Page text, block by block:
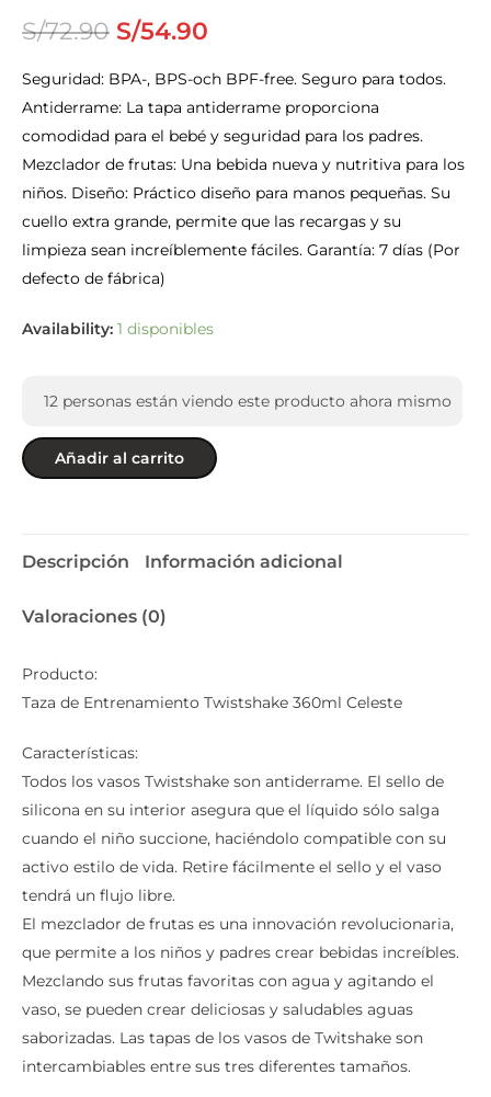
S/72.90 S/54.90
Seguridad: BPA-, BPS-och BPF-free. Seguro para todos.
Antiderrame: La tapa antiderrame proporciona
comodidad para el bebé y seguridad para los padres.
Mezclador de frutas: Una bebida nueva y nutritiva para los
niños. Diseño: Práctico diseño para manos pequeñas. Su
cuello extra grande, permite que las recargas y su
limpieza sean increíblemente fáciles. Garantía: 7 días (Por
defecto de fábrica)
Availability: 1 disponibles
12 personas están viendo este producto ahora mismo
Añadir al carrito
Descripción Información adicional
Valoraciones (0)
Producto:
Taza de Entrenamiento Twistshake 360ml Celeste
Características:
Todos los vasos Twistshake son antiderrame. El sello de
silicona en su interior asegura que el líquido sólo salga
cuando el niño succione, haciéndolo compatible con su
activo estilo de vida. Retire fácilmente el sello y el vaso
tendrá un flujo libre.
El mezclador de frutas es una innovación revolucionaria,
que permite a los niños y padres crear bebidas increíbles.
Mezclando sus frutas favoritas con agua y agitando el
vaso, se pueden crear deliciosas y saludables aguas
saborizadas. Las tapas de los vasos de Twitshake son
intercambiables entre sus tres diferentes tamaños.